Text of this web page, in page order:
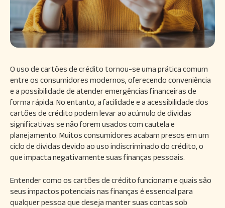
O uso de cartões de crédito tornou-se uma prática comum
entre os consumidores modernos, oferecendo conveniência
e a possibilidade de atender emergências financeiras de
forma rápida. No entanto, a facilidade e a acessibilidade dos
cartões de crédito podem levar ao acúmulo de dívidas
significativas se não forem usados com cautela e
planejamento. Muitos consumidores acabam presos em um
ciclo de dívidas devido ao uso indiscriminado do crédito, o
que impacta negativamente suas finanças pessoais.
Entender como os cartões de crédito funcionam e quais são
seus impactos potenciais nas finanças é essencial para
qualquer pessoa que deseja manter suas contas sob